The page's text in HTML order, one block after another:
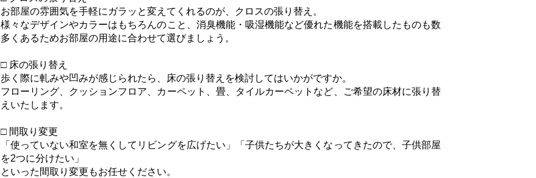
お部屋の雰囲気を手軽にガラッと変えてくれるのが、クロスの張り替え。
様々なデザインやカラーはもちろんのこと、消臭機能・吸湿機能など優れた機能を搭載したものも数
多くあるためお部屋の用途に合わせて選びましょう。
□ 床の張り替え
歩く際に軋みや凹みが感じられたら、床の張り替えを検討してはいかがですか。
フローリング、クッションフロア、カーペット、畳、タイルカーペットなど、ご希望の床材に張り替
えいたします。
□ 間取り変更
「使っていない和室を無くしてリビングを広げたい」「子供たちが大きくなってきたので、子供部屋
を2つに分けたい」
といった間取り変更もお任せください。